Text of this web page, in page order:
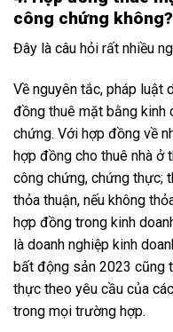
công chứng không?
Đây là câu hỏi rất nhiều
Về nguyên tắc, pháp luật
đồng thuê mặt bằng kinh
chứng. Với hợp đồng về
hợp đồng cho thuê nhà ở
công chứng, chứng thực;
thỏa thuận, nếu không
hợp đồng trong kinh
là doanh nghiệp kinh
bất động sản 2023 cũng
thực theo yêu cầu của
trong mọi trường hợp.